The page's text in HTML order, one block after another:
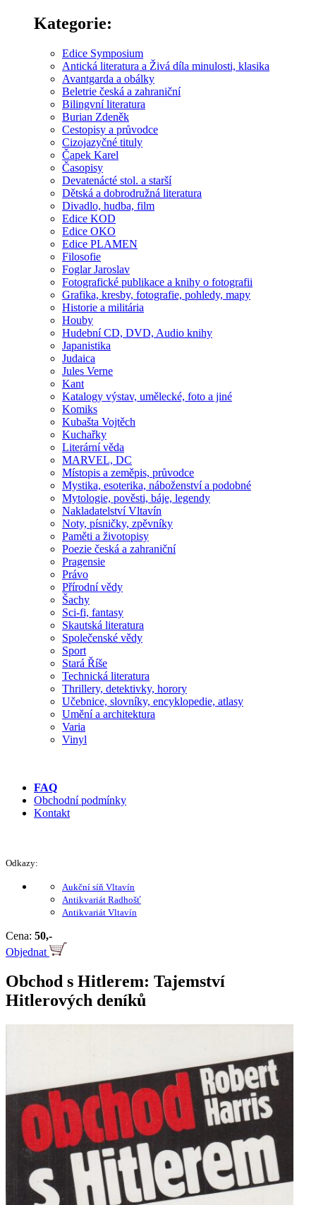
Kategorie:
Edice Symposium
Antická literatura a Živá díla minulosti, klasika
Avantgarda a obálky
Beletrie česká a zahraniční
Bilingvní literatura
Burian Zdeněk
Cestopisy a průvodce
Cizojazyčné tituly
Čapek Karel
Časopisy
Devatenácté stol. a starší
Dětská a dobrodružná literatura
Divadlo, hudba, film
Edice KOD
Edice OKO
Edice PLAMEN
Filosofie
Foglar Jaroslav
Fotografické publikace a knihy o fotografii
Grafika, kresby, fotografie, pohledy, mapy
Historie a militária
Houby
Hudební CD, DVD, Audio knihy
Japanistika
Judaica
Jules Verne
Kant
Katalogy výstav, umělecké, foto a jiné
Komiks
Kubašta Vojtěch
Kuchařky
Literární věda
MARVEL, DC
Místopis a zeměpis, průvodce
Mystika, esoterika, náboženství a podobné
Mytologie, pověsti, báje, legendy
Nakladatelství Vltavín
Noty, písničky, zpěvníky
Paměti a životopisy
Poezie česká a zahraniční
Pragensie
Právo
Přírodní vědy
Šachy
Sci-fi, fantasy
Skautská literatura
Společenské vědy
Sport
Stará Říše
Technická literatura
Thrillery, detektivky, horory
Učebnice, slovníky, encyklopedie, atlasy
Umění a architektura
Varia
Vinyl
FAQ
Obchodní podmínky
Kontakt
Odkazy:
Aukční síň Vltavín
Antikvariát Radhošť
Antikvariát Vltavín
Cena: 50,-
Objednat
Obchod s Hitlerem: Tajemství
Hitlerových deníků